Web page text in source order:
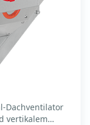
Dachventilator
vertikalem